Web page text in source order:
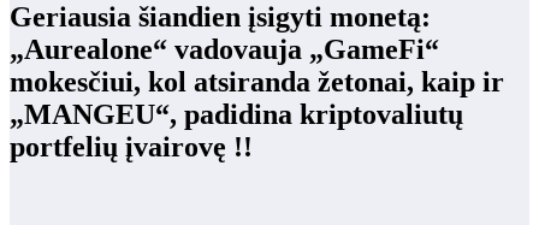
Geriausia šiandien įsigyti monetą:
„Aurealone“ vadovauja „GameFi“
mokesčiui, kol atsiranda žetonai, kaip ir
„MANGEU“, padidina kriptovaliutų
portfelių įvairovę !!